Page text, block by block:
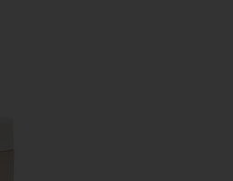
Place Scalp & Body Scrub